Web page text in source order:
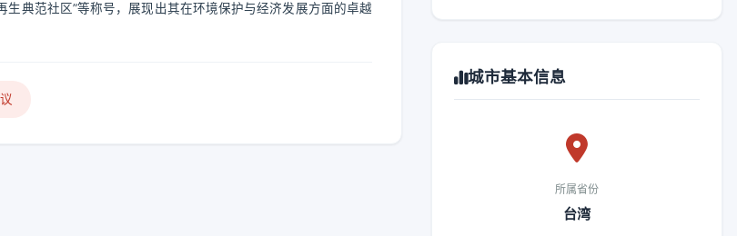
典范社区”等称号，展现出其在环境保护与经济发展方面的卓越
城市基本信息
所属省份
台湾